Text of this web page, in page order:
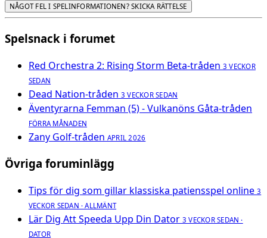
NÅGOT FEL I SPELINFORMATIONEN? SKICKA RÄTTELSE
Spelsnack i forumet
Red Orchestra 2: Rising Storm Beta-tråden 3 VECKOR
SEDAN
Dead Nation-tråden 3 VECKOR SEDAN
Äventyrarna Femman (5) - Vulkanöns Gåta-tråden
FÖRRA MÅNADEN
Zany Golf-tråden APRIL 2026
Övriga foruminlägg
Tips för dig som gillar klassiska patiensspel online 3
VECKOR SEDAN · ALLMÄNT
Lär Dig Att Speeda Upp Din Dator 3 VECKOR SEDAN ·
DATOR